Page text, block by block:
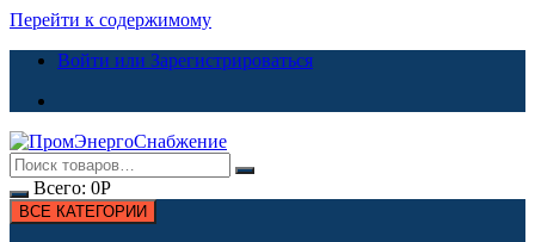
Перейти к содержимому
Войти или Зарегистрироваться
Всего: 0Р
ВСЕ КАТЕГОРИИ